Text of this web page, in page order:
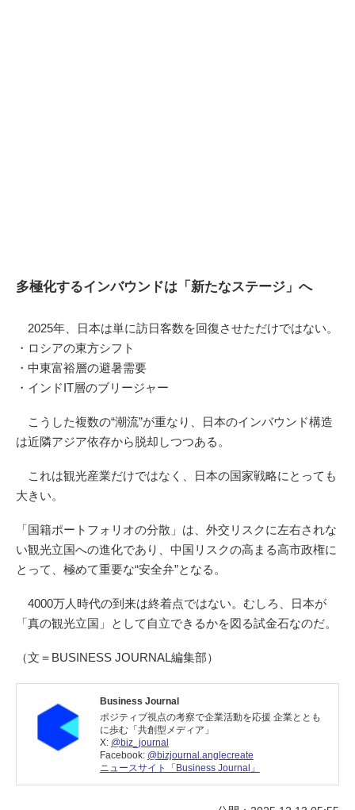
多極化するインバウンドは「新たなステージ」へ
2025年、日本は単に訪日客数を回復させただけではない。
・ロシアの東方シフト
・中東富裕層の避暑需要
・インドIT層のブリージャー
こうした複数の“潮流”が重なり、日本のインバウンド構造
は近隣アジア依存から脱却しつつある。
これは観光産業だけではなく、日本の国家戦略にとっても
大きい。
「国籍ポートフォリオの分散」は、外交リスクに左右されな
い観光立国への進化であり、中国リスクの高まる高市政権に
とって、極めて重要な“安全弁”となる。
4000万人時代の到来は終着点ではない。むしろ、日本が
「真の観光立国」として自立できるかを図る試金石なのだ。
（文＝BUSINESS JOURNAL編集部）
Business Journal
ポジティブ視点の考察で企業活動を応援 企業ととも
に歩む「共創型メディア」
X: @biz_journal
Facebook: @bizjournal.anglecreate
ニュースサイト「Business Journal」